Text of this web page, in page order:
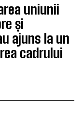
uniunii
și
ajuns la un
cadrului